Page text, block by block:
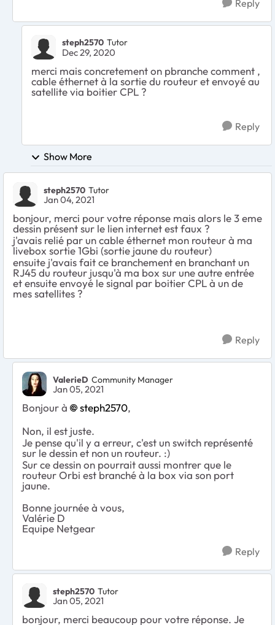
Reply
steph2570 Tutor
Dec 29, 2020
merci mais concretement on pbranche comment ,
cable éthernet à la sortie du routeur et envoyé au
satellite via boitier CPL ?
Reply
Show More
steph2570 Tutor
Jan 04, 2021
bonjour, merci pour votre réponse mais alors le 3 eme
dessin présent sur le lien internet est faux ?
j'avais relié par un cable éthernet mon routeur à ma
livebox sortie 1Gbi (sortie jaune du routeur)
ensuite j'avais fait ce branchement en branchant un
RJ45 du routeur jusqu'à ma box sur une autre entrée
et ensuite envoyé le signal par boitier CPL à un de
mes satellites ?
Reply
ValerieD Community Manager
Jan 05, 2021
Bonjour à steph2570,
Non, il est juste.
Je pense qu'il y a erreur, c'est un switch représenté
sur le dessin et non un routeur. :)
Sur ce dessin on pourrait aussi montrer que le
routeur Orbi est branché à la box via son port
jaune.
Bonne journée à vous,
Valérie D
Equipe Netgear
Reply
steph2570 Tutor
Jan 05, 2021
bonjour, merci beaucoup pour votre réponse. Je